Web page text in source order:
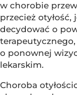
w chorobie
przecież
decydować o
o ponownej
lekarskim.
Choroba